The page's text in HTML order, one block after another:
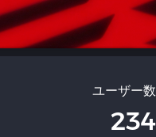
ユーザー数
234